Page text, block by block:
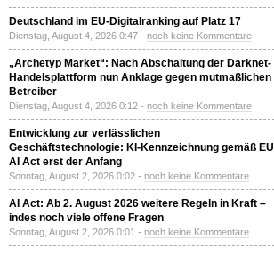
Deutschland im EU-Digitalranking auf Platz 17
Dienstag, August 4, 2026 0:47 - noch keine Kommentare
„Archetyp Market“: Nach Abschaltung der Darknet-
Handelsplattform nun Anklage gegen mutmaßlichen
Betreiber
Dienstag, August 4, 2026 0:12 - noch keine Kommentare
Entwicklung zur verlässlichen
Geschäftstechnologie: KI-Kennzeichnung gemäß EU
AI Act erst der Anfang
Sonntag, August 2, 2026 0:02 - noch keine Kommentare
AI Act: Ab 2. August 2026 weitere Regeln in Kraft –
indes noch viele offene Fragen
Sonntag, August 2, 2026 0:01 - noch keine Kommentare